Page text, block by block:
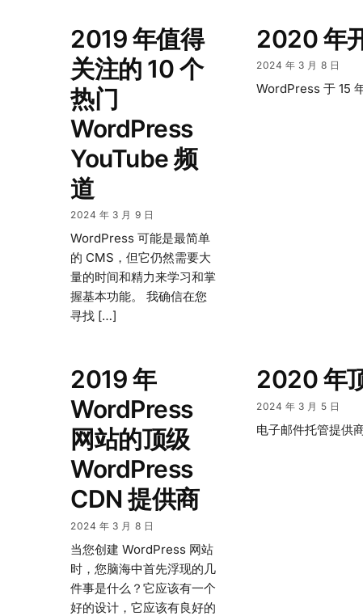
2019 年值得
关注的 10 个
热门
WordPress
YouTube 频
道
2024 年 3 月 9 日
WordPress 可能是最简单
的 CMS，但它仍然需要大
量的时间和精力来学习和掌
握基本功能。 我确信在您
寻找 […]
2020 年
2024 年 3 月 8 日
WordPress 于 15
2019 年
WordPress
网站的顶级
WordPress
CDN 提供商
2024 年 3 月 8 日
当您创建 WordPress 网站
时，您脑海中首先浮现的几
件事是什么？它应该有一个
好的设计，它应该有良好的
2020 年
2024 年 3 月 5 日
电子邮件托管提供